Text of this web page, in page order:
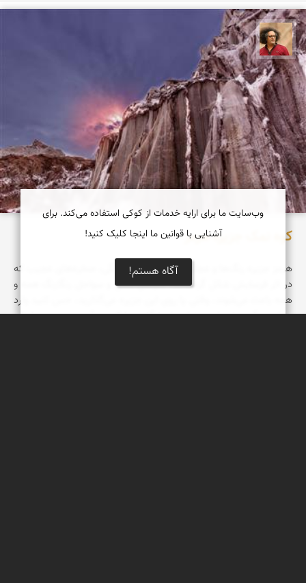
مصطفی ربیعی بهشتی
کوه نمک جزیره هرمز
هرمز جزیره‌ رنگ‌ها‌ و عجایب است. کوه‌های رنگی، صخره‌های عجیب که
در اثر فرسایش شکل گرفته‌اند، غارهای نمکی و سواحل رنگارنگ همه و
همه باعث می‌شوند، وقتی پا روی این جزیره می‌گذارید، حس کنید وارد
سیاره‌ دیگری شده‌اید. دنیایی از شگفتی‌ها که در آن همه چیز برایتان
وب‌سایت ما برای ارایه خدمات از کوکی استفاده می‌کند. برای
آشنایی با قوانین ما اینجا کلیک کنید!
آگاه هستم!